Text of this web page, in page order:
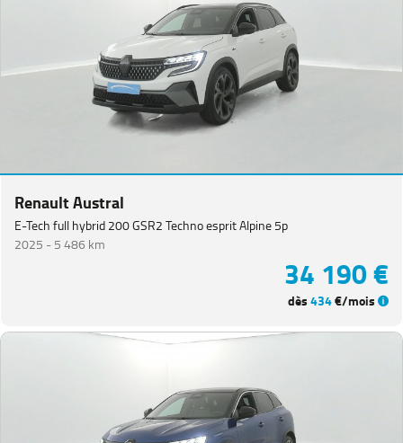
Renault Austral
E-Tech full hybrid 200 GSR2 Techno esprit Alpine 5p
2025 -5 486 km
34 190 €
dès434€/mois